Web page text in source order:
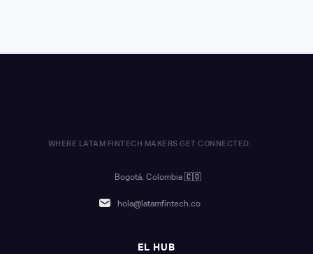
WHERE LATAM FINTECH MAKERS GET CONNECTED.
Bogotá, Colombia 🇨🇴
hola@latamfintech.co
EL HUB